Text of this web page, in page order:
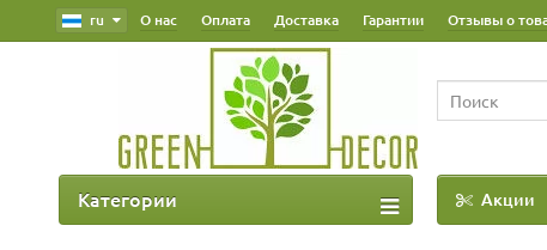
ru О нас Оплата Доставка Гарантии Отзывы о
Акции
Категории